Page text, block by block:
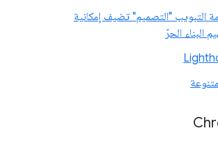
التبويب "التصميم" تضيف إمكانية
البناء الحرّ